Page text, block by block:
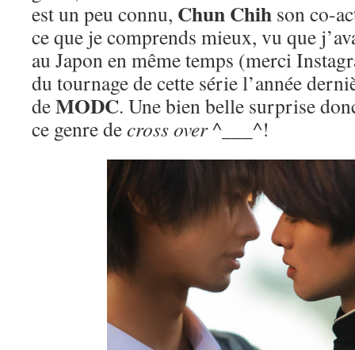
est un peu connu, Chun Chih son co-
ce que je comprends mieux, vu que
au Japon en même temps (merci
du tournage de cette série l’année
deMODC. Une bien belle surprise
ce genre decross over^___^!